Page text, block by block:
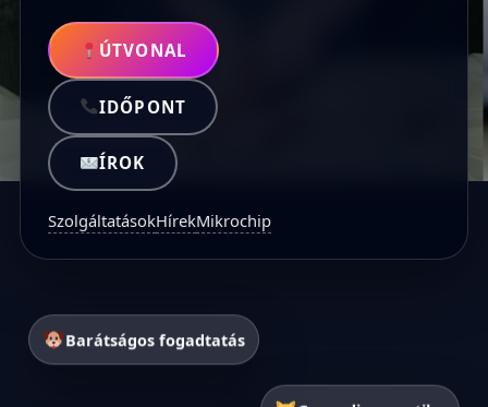
ÚTVONAL
IDŐPONT
ÍROK
SzolgáltatásokHírekMikrochip
Barátságos fogadtatás